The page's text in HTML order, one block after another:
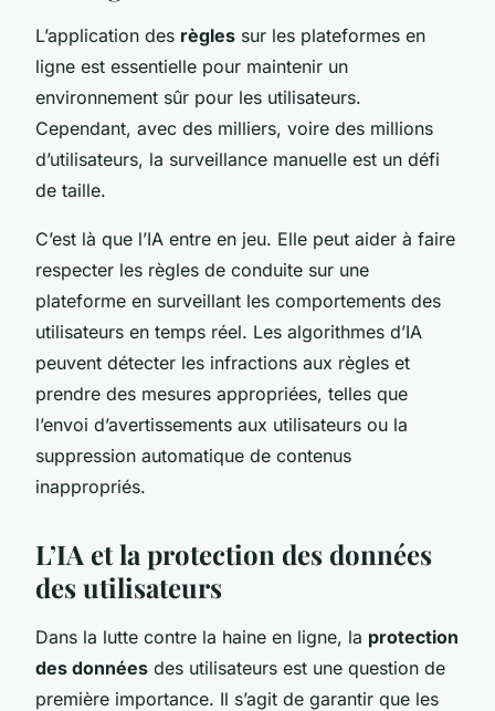
L’application des règles sur les plateformes en
ligne est essentielle pour maintenir un
environnement sûr pour les utilisateurs.
Cependant, avec des milliers, voire des millions
d’utilisateurs, la surveillance manuelle est un défi
de taille.
C’est là que l’IA entre en jeu. Elle peut aider à faire
respecter les règles de conduite sur une
plateforme en surveillant les comportements des
utilisateurs en temps réel. Les algorithmes d’IA
peuvent détecter les infractions aux règles et
prendre des mesures appropriées, telles que
l’envoi d’avertissements aux utilisateurs ou la
suppression automatique de contenus
inappropriés.
L’IA et la protection des données
des utilisateurs
Dans la lutte contre la haine en ligne, la protection
des données des utilisateurs est une question de
première importance. Il s’agit de garantir que les